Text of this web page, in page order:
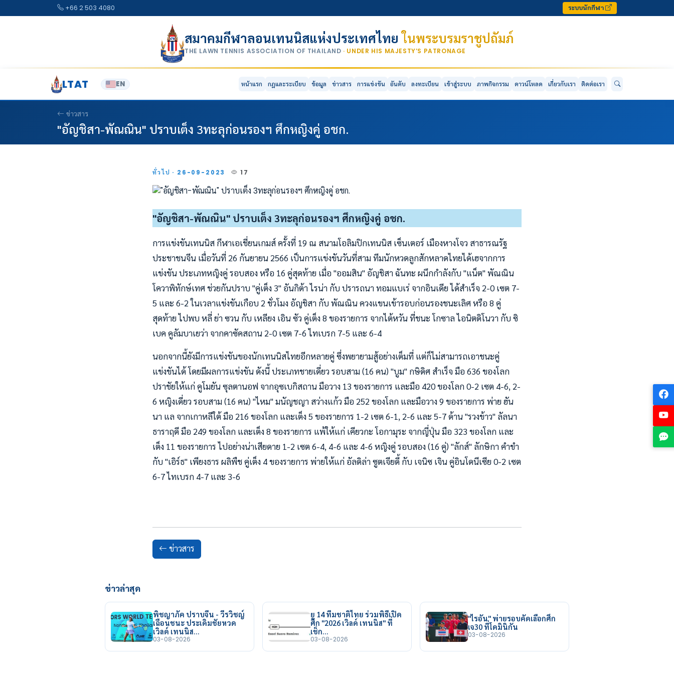
+66 2 503 4080 ระบบนักกีฬา
สมาคมกีฬาลอนเทนนิสแห่งประเทศไทยในพระบรมราชูปถัมภ์
THE LAWN TENNIS ASSOCIATION OF THAILAND · UNDER HIS MAJESTY’S PATRONAGE
LTAT EN หน้าแรก กฎและระเบียบ ข้อมูล ข่าวสาร การแข่งขัน อันดับ ลงทะเบียน เข้าสู่ระบบ ภาพกิจกรรม ดาวน์โหลด เกี่ยวกับเรา ติดต่อเรา
ข่าวสาร
"อัญชิสา-พัณณิน" ปราบเต็ง 3ทะลุก่อนรองฯ ศึกหญิงคู่ อชก.
ทั่วไป · 26-09-2023 17
"อัญชิสา-พัณณิน" ปราบเต็ง 3ทะลุก่อนรองฯ ศึกหญิงคู่ อชก.
การแข่งขันเทนนิส กีฬาเอเชี่ยนเกมส์ ครั้งที่ 19 ณ สนามโอลิมปิกเทนนิส เซ็นเตอร์ เมืองหางโจว สาธารณรัฐ
ประชาชนจีน เมื่อวันที่ 26 กันยายน 2566 เป็นการแข่งขันวันที่สาม ทีมนักหวดลูกสักหลาดไทยได้เฮจากการ
แข่งขัน ประเภทหญิงคู่ รอบสอง หรือ 16 คู่สุดท้าย เมื่อ "ออมสิน" อัญชิสา ฉันทะ ผนึกกำลังกับ "แน็ต" พัณณิน
โควาพิทักษ์เทศ ช่วยกันปราบ "คู่เต็ง 3" อันกิต้า ไรน่า กับ ปรารถนา ทอมแบเร่ จากอินเดีย ได้สำเร็จ 2-0 เซต 7-
5 และ 6-2 ในเวลาแข่งขันเกือบ 2 ชั่วโมง อัญชิสา กับ พัณณิน ควงแขนเข้ารอบก่อนรองชนะเลิศ หรือ 8 คู่
สุดท้าย ไปพบ หลี่ ย่า ซวน กับ เหลียง เอิน ซัว คู่เต็ง 8 ของรายการ จากไต้หวัน ที่ชนะ โกซาล ไอนิตดิโนวา กับ ซิ
เบค คูลัมบาเยว่า จากคาซัคสถาน 2-0 เซต 7-6 ไทเบรก 7-5 และ 6-4
นอกจากนี้ยังมีการแข่งขันของนักเทนนิสไทยอีกหลายคู่ ซึ่งพยายามสู้อย่างเต็มที่ แต่ก็ไม่สามารถเอาชนะคู่
แข่งขันได้ โดยมีผลการแข่งขัน ดังนี้ ประเภทชายเดี่ยว รอบสาม (16 คน) "บูม" กษิดิศ สำเร็จ มือ 636 ของโลก
ปราชัยให้แก่ คูโมยัน ซุลตานอฟ จากอุซเบกิสถาน มือวาง 13 ของรายการ และมือ 420 ของโลก 0-2 เซต 4-6, 2-
6 หญิงเดี่ยว รอบสาม (16 คน) "ไหม" มนัญชญา สว่างแก้ว มือ 252 ของโลก และมือวาง 9 ของรายการ พ่าย ฮัน
นา แล จากเกาหลีใต้ มือ 216 ของโลก และเต็ง 5 ของรายการ 1-2 เซต 6-1, 2-6 และ 5-7 ด้าน "รวงข้าว" ลัลนา
ธาราฤดี มือ 249 ของโลก และเต็ง 8 ของรายการ แพ้ให้แก่ เคียวกะ โอกามุระ จากญี่ปุ่น มือ 323 ของโลก และ
เต็ง 11 ของรายการ ไปอย่างน่าเสียดาย 1-2 เซต 6-4, 4-6 และ 4-6 หญิงคู่ รอบสอง (16 คู่) "ลักส์" ลักษิกา คำขำ
กับ "เอิร์ธ" เพียงธาร ผลิพืช คู่เต็ง 4 ของรายการ พ่ายให้แก่ อัลดิล่า ซูตเจียดี้ กับ เจนิซ เจิน คู่อินโดนีเซีย 0-2 เซต
6-7 ไทเบรก 4-7 และ 3-6
ข่าวสาร
ข่าวล่าสุด
พิชญาภัค ปราบจีน - วีรวิชญ์
เฉือนชนะ ประเดิมชัยหวด
เวิลด์ เทนนิส…
03-08-2026
ยู 14 ทีมชาติไทย ร่วมพิธีเปิด
ศึก "2026 เวิลด์ เทนนิส" ที่
เช็ก…
03-08-2026
"ไรอัน" พ่ายรอบคัดเลือกศึก
เจ30 ที่โดมินิกัน
03-08-2026